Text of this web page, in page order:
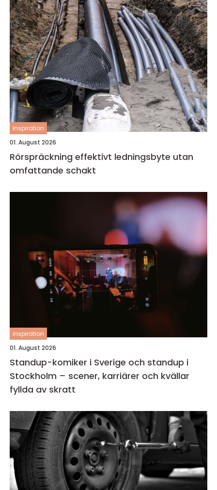
inspiration
01. August 2026
Rörspräckning effektivt ledningsbyte utan
omfattande schakt
inspiration
01. August 2026
Standup-komiker i Sverige och standup i
Stockholm – scener, karriärer och kvällar
fyllda av skratt